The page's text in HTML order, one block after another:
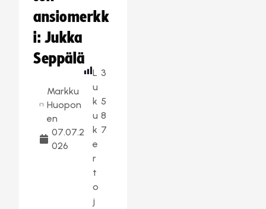
ansiomerkk
i: Jukka
Seppälä
Markku
Huopon
en
07.07.2
026
L
u
k
u
k
e
r
t
o
j
3
5
8
7